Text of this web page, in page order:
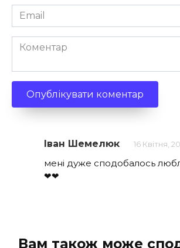
Email
*
Коментар
Іван Шемелюк 16 Квітня,
мені дуже сподобалось
❤❤
Вам також може